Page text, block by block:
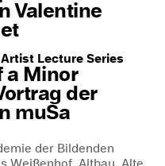
Valentine
Lecture Series
a Minor
der
muSa
der Bildenden